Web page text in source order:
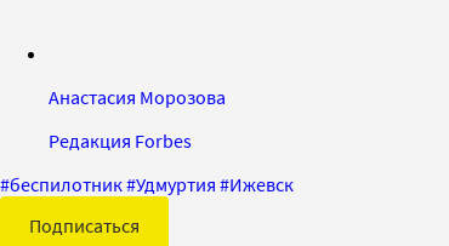
Анастасия Морозова
Редакция Forbes
#беспилотник#Удмуртия #Ижевск
Подписаться